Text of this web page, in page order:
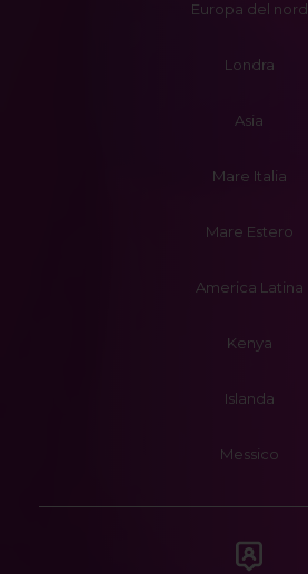
Europa del nord
Londra
Asia
Mare Italia
Mare Estero
America Latina
Kenya
Islanda
Messico